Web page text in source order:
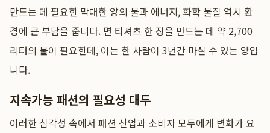
만드는 데 필요한 막대한 양의 물과 에너지, 화학 물질 역시 환
경에 큰 부담을 줍니다. 면 티셔츠 한 장을 만드는 데 약 2,700
리터의 물이 필요한데, 이는 한 사람이 3년간 마실 수 있는 양입
니다.
지속가능 패션의 필요성 대두
이러한 심각성 속에서 패션 산업과 소비자 모두에게 변화가 요